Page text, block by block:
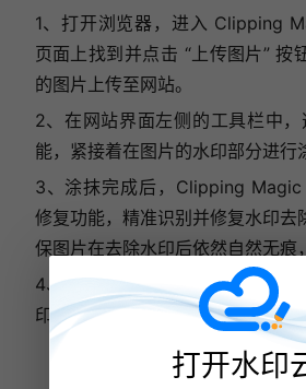
1、打开浏览器，进入 Clipping
页面上找到并点击 “上传图片” 按
的图片上传至网站。
2、在网站界面左侧的工具栏中，
能，紧接着在图片的水印部分进行
3、涂抹完成后，Clipping
修复功能，精准识别并修复水印去
保图片在去除水印后依然自然无痕
4、最后，点击页面上的 “下载” 按
印图片保存到本地设备。
打开水印